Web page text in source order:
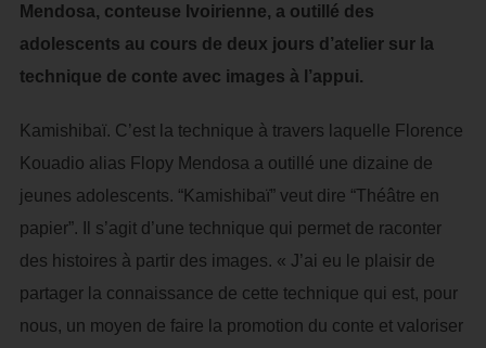
Mendosa, conteuse Ivoirienne, a outillé des
adolescents au cours de deux jours d’atelier sur la
technique de conte avec images à l’appui.
Kamishibaï. C’est la technique à travers laquelle Florence
Kouadio alias Flopy Mendosa a outillé une dizaine de
jeunes adolescents. “Kamishibaï” veut dire “Théâtre en
papier”. Il s’agit d’une technique qui permet de raconter
des histoires à partir des images. « J’ai eu le plaisir de
partager la connaissance de cette technique qui est, pour
nous, un moyen de faire la promotion du conte et valoriser